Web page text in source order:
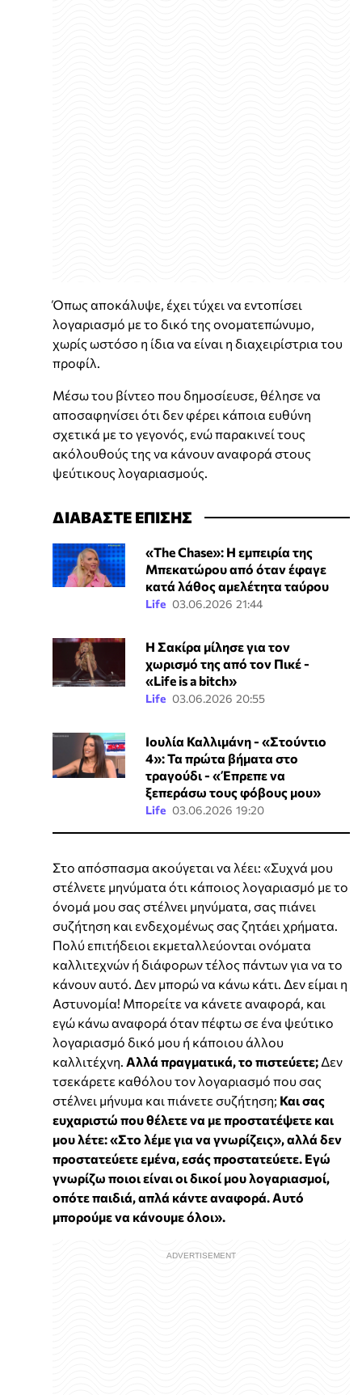
Όπως αποκάλυψε, έχει τύχει να εντοπίσει
λογαριασμό με το δικό της ονοματεπώνυμο,
χωρίς ωστόσο η ίδια να είναι η διαχειρίστρια του
προφίλ.
Μέσω του βίντεο που δημοσίευσε, θέλησε να
αποσαφηνίσει ότι δεν φέρει κάποια ευθύνη
σχετικά με το γεγονός, ενώ παρακινεί τους
ακόλουθούς της να κάνουν αναφορά στους
ψεύτικους λογαριασμούς.
ΔΙΑΒΑΣΤΕ ΕΠΙΣΗΣ
«The Chase»: Η εμπειρία της
Μπεκατώρου από όταν έφαγε
κατά λάθος αμελέτητα ταύρου
Life 03.06.2026 21:44
Η Σακίρα μίλησε για τον
χωρισμό της από τον Πικέ -
«Life is a bitch»
Life 03.06.2026 20:55
Ιουλία Καλλιμάνη - «Στούντιο
4»: Τα πρώτα βήματα στο
τραγούδι - «Έπρεπε να
ξεπεράσω τους φόβους μου»
Life 03.06.2026 19:20
Στο απόσπασμα ακούγεται να λέει: «Συχνά μου
στέλνετε μηνύματα ότι κάποιος λογαριασμό με το
όνομά μου σας στέλνει μηνύματα, σας πιάνει
συζήτηση και ενδεχομένως σας ζητάει χρήματα.
Πολύ επιτήδειοι εκμεταλλεύονται ονόματα
καλλιτεχνών ή διάφορων τέλος πάντων για να το
κάνουν αυτό. Δεν μπορώ να κάνω κάτι. Δεν είμαι η
Αστυνομία! Μπορείτε να κάνετε αναφορά, και
εγώ κάνω αναφορά όταν πέφτω σε ένα ψεύτικο
λογαριασμό δικό μου ή κάποιου άλλου
καλλιτέχνη. Αλλά πραγματικά, το πιστεύετε; Δεν
τσεκάρετε καθόλου τον λογαριασμό που σας
στέλνει μήνυμα και πιάνετε συζήτηση; Και σας
ευχαριστώ που θέλετε να με προστατέψετε και
μου λέτε: «Στο λέμε για να γνωρίζεις», αλλά δεν
προστατεύετε εμένα, εσάς προστατεύετε. Εγώ
γνωρίζω ποιοι είναι οι δικοί μου λογαριασμοί,
οπότε παιδιά, απλά κάντε αναφορά. Αυτό
μπορούμε να κάνουμε όλοι».